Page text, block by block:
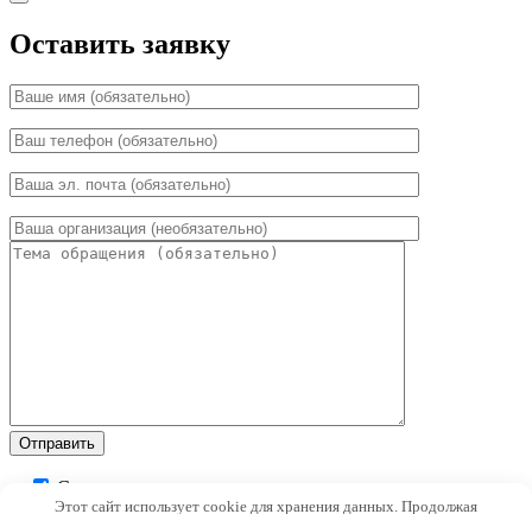
Оставить заявку
Согласен с условиями
Пользовательского соглашения
Этот сайт использует cookie для хранения данных. Продолжая